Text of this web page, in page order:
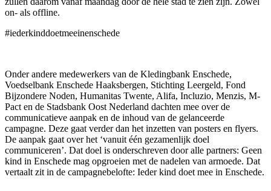
on- als offline.
#iederkinddoetmeeinenschede
Onder andere medewerkers van de Kledingbank Enschede,
Voedselbank Enschede Haaksbergen, Stichting Leergeld, Fond
Bijzondere Noden, Humanitas Twente, Alifa, Incluzio, Menzis, M-
Pact en de Stadsbank Oost Nederland dachten mee over de
communicatieve aanpak en de inhoud van de gelanceerde
campagne. Deze gaat verder dan het inzetten van posters en flyers.
De aanpak gaat over het ‘vanuit één gezamenlijk doel
communiceren’. Dat doel is onderschreven door alle partners: Geen
kind in Enschede mag opgroeien met de nadelen van armoede. Dat
vertaalt zit in de campagnebelofte: Ieder kind doet mee in Enschede.